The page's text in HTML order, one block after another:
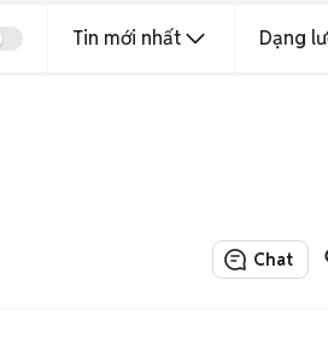
Tin mới nhất Dạng
Chat